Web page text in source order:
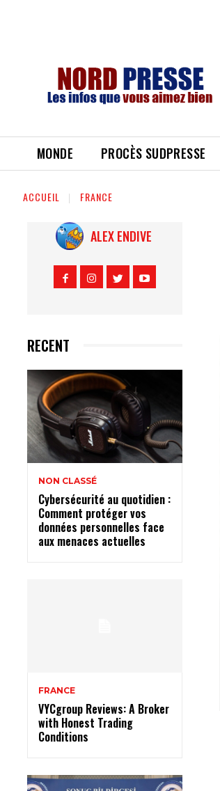
MONDE PROCÈS SUDPRESSE
ACCUEIL FRANCE
ALEX ENDIVE
RECENT
NON CLASSÉ
Cybersécurité au quotidien :
Comment protéger vos
données personnelles face
aux menaces actuelles
FRANCE
VYCgroup Reviews: A Broker
with Honest Trading
Conditions